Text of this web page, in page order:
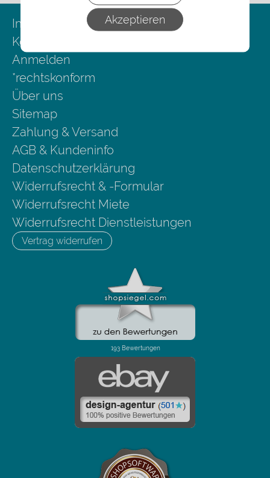
Akzeptieren
Impressum
Kontakt
Anmelden
*rechtskonform
Über uns
Sitemap
Zahlung & Versand
AGB & Kundeninfo
Datenschutzerklärung
Widerrufsrecht & -Formular
Widerrufsrecht Miete
Widerrufsrecht Dienstleistungen
Vertrag widerrufen